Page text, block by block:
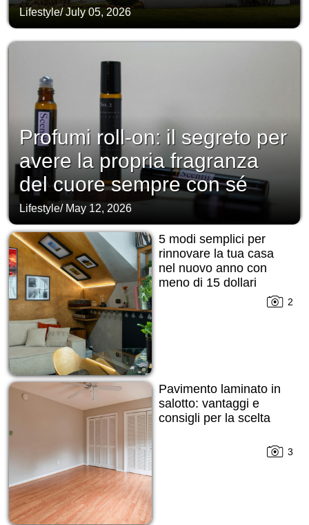
Lifestyle/July 05, 2026
Profumi roll-on: il segreto per
avere la propria fragranza
del cuore sempre con sé
Lifestyle/ May 12, 2026
5 modi semplici per
rinnovare la tua casa
nel nuovo anno con
meno di 15 dollari
2
Pavimento laminato in
salotto: vantaggi e
consigli per la scelta
3